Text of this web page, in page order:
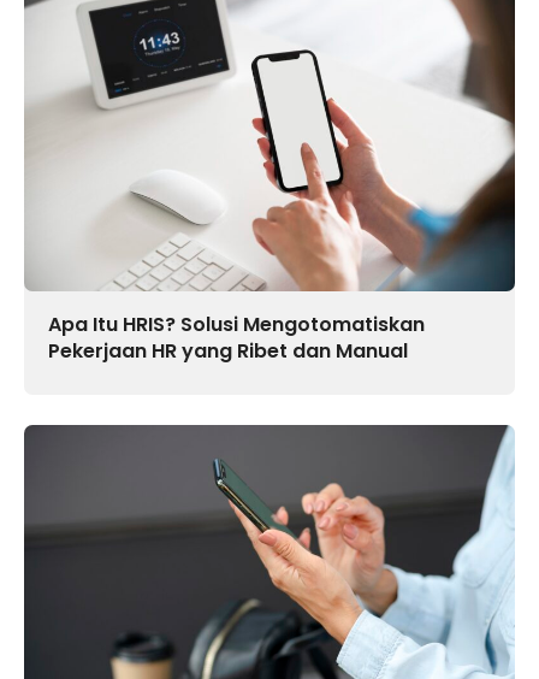
Apa Itu HRIS? Solusi Mengotomatiskan
Pekerjaan HR yang Ribet dan Manual